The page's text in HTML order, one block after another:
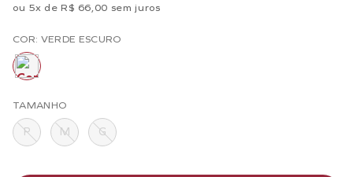
ou 5x de R$ 66,00 sem juros
COR: VERDE ESCURO
TAMANHO
P M G